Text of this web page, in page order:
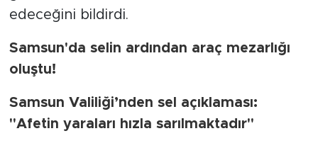
edeceğini bildirdi.
Samsun'da selin ardından araç mezarlığı
oluştu!
Samsun Valiliği’nden sel açıklaması:
"Afetin yaraları hızla sarılmaktadır"